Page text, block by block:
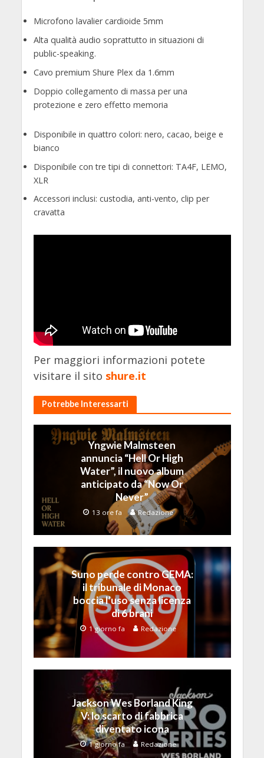
Microfono lavalier cardioide 5mm
Alta qualità audio soprattutto in situazioni di
public-speaking.
Cavo premium Shure Plex da 1.6mm
Doppio collegamento di massa per una
protezione e zero effetto memoria
Disponibile in quattro colori: nero, cacao, beige e
bianco
Disponibile con tre tipi di connettori: TA4F, LEMO,
XLR
Accessori inclusi: custodia, anti-vento, clip per
cravatta
Per maggiori informazioni potete
visitare il sito shure.it
Potrebbe Interessarti
Yngwie Malmsteen
annuncia “Hell Or High
Water”, il nuovo album
anticipato da “Now Or
Never”
13 ore fa Redazione
Suno perde contro GEMA:
il tribunale di Monaco
boccia l’uso senza licenza
di 6 brani
1 giorno fa Redazione
Jackson Wes Borland King
V: lo scarto di fabbrica
diventato icona
1 giorno fa Redazione